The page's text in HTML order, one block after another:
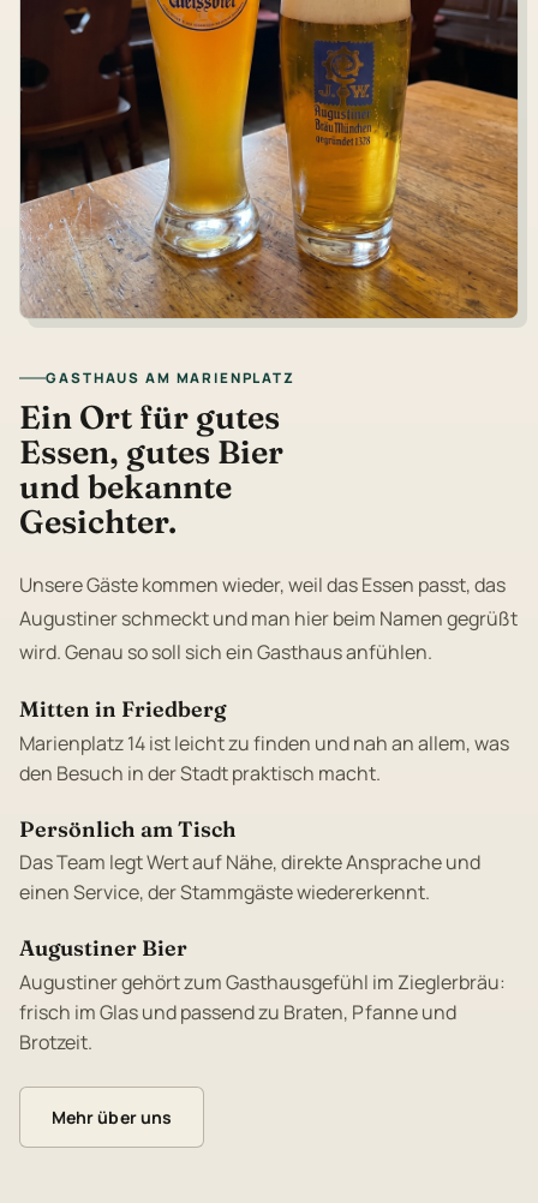
GASTHAUS AM MARIENPLATZ
Ein Ort für gutes
Essen, gutes Bier
und bekannte
Gesichter.
Unsere Gäste kommen wieder, weil das Essen passt, das
Augustiner schmeckt und man hier beim Namen gegrüßt
wird. Genau so soll sich ein Gasthaus anfühlen.
Mitten in Friedberg
Marienplatz 14 ist leicht zu finden und nah an allem, was
den Besuch in der Stadt praktisch macht.
Persönlich am Tisch
Das Team legt Wert auf Nähe, direkte Ansprache und
einen Service, der Stammgäste wiedererkennt.
Augustiner Bier
Augustiner gehört zum Gasthausgefühl im Zieglerbräu:
frisch im Glas und passend zu Braten, Pfanne und
Brotzeit.
Mehr über uns